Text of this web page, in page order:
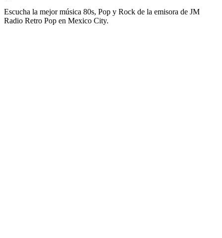
Escucha la mejor música 80s, Pop y Rock de la emisora de JM
Radio Retro Pop en Mexico City.